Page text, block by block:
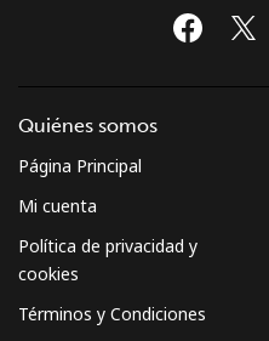
Quiénes somos
Página Principal
Mi cuenta
Política de privacidad y
cookies
Términos y Condiciones